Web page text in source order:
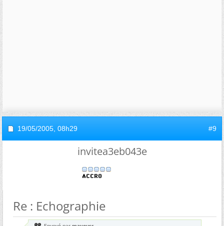
19/05/2005, 08h29 #9
invitea3eb043e
Re : Echographie